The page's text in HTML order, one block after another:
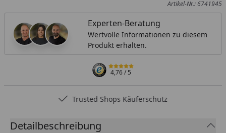
Artikel-Nr.: 6741945
Experten-Beratung
Wertvolle Informationen zu diesem
Produkt erhalten.
4,76/ 5
Trusted Shops Käuferschutz
Detailbeschreibung